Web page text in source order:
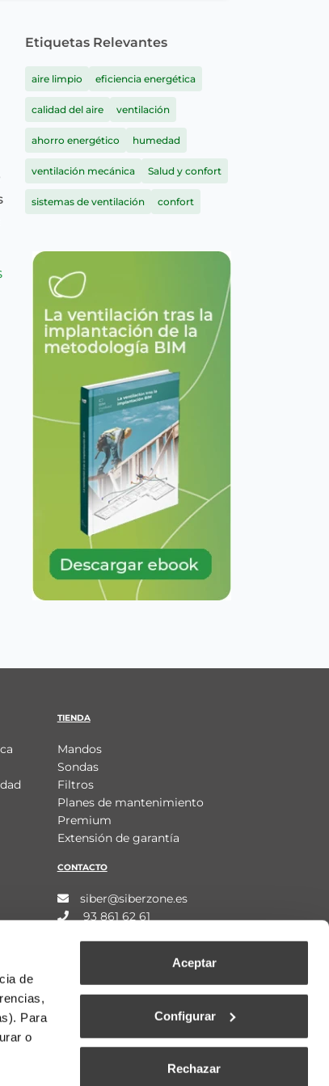
de
Para
o
Aceptar
Configurar
Rechazar
Etiquetas Relevantes
aire limpio eficiencia energética
calidad del aire ventilación
ahorro energético humedad
ventilación mecánica Salud y confort
sistemas de ventilación confort
TIENDA
Mandos
Sondas
Filtros
Planes de mantenimiento
Premium
Extensión de garantía
CONTACTO
siber@siberzone.es
93 861 62 61